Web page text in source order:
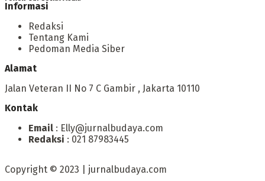
Informasi
Redaksi
Tentang Kami
Pedoman Media Siber
Alamat
Jalan Veteran II No 7 C Gambir , Jakarta 10110
Kontak
Email : Elly@jurnalbudaya.com
Redaksi : 021 87983445
Copyright © 2023 | jurnalbudaya.com